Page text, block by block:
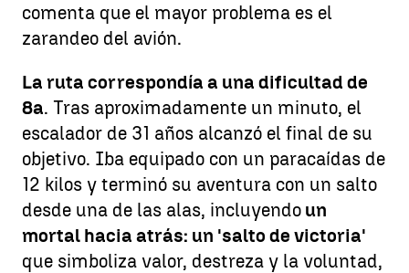
comenta que el mayor problema es el
zarandeo del avión.
La ruta correspondía a una dificultad de
8a. Tras aproximadamente un minuto, el
escalador de 31 años alcanzó el final de su
objetivo. Iba equipado con un paracaídas de
12 kilos y terminó su aventura con un salto
desde una de las alas, incluyendo un
mortal hacia atrás: un 'salto de victoria'
que simboliza valor, destreza y la voluntad,